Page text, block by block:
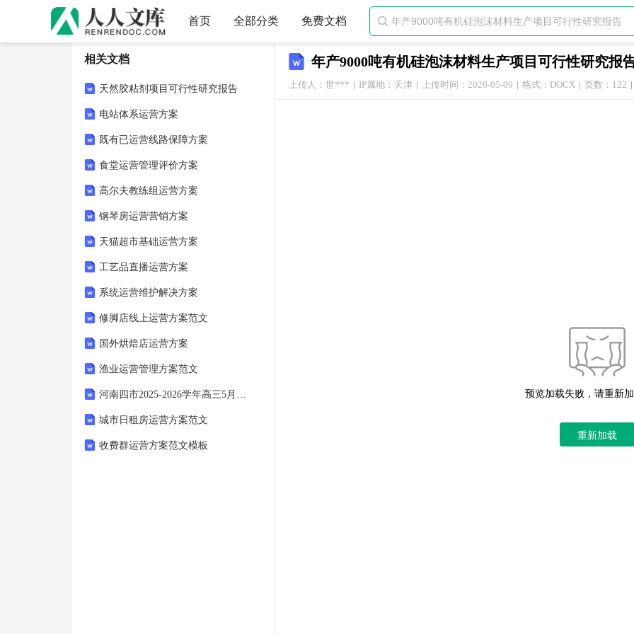
首页 全部分类 免费文档 
年产9000吨有机硅泡沫材料生产项目可行性研究报
上传人：世*** IP属地：天津 上传时间：2026-05-09 格式：DOCX 页数：122
预览加载失败，请重新
重新加载
相关文档
天然胶粘剂项目可行性研究报告
电站体系运营方案
既有已运营线路保障方案
食堂运营管理评价方案
高尔夫教练组运营方案
钢琴房运营营销方案
天猫超市基础运营方案
工艺品直播运营方案
系统运营维护解决方案
修脚店线上运营方案范文
国外烘焙店运营方案
渔业运营管理方案范文
河南四市2025-2026学年高三5月质量检测(许济平洛四模)物理试卷
城市日租房运营方案范文
收费群运营方案范文模板